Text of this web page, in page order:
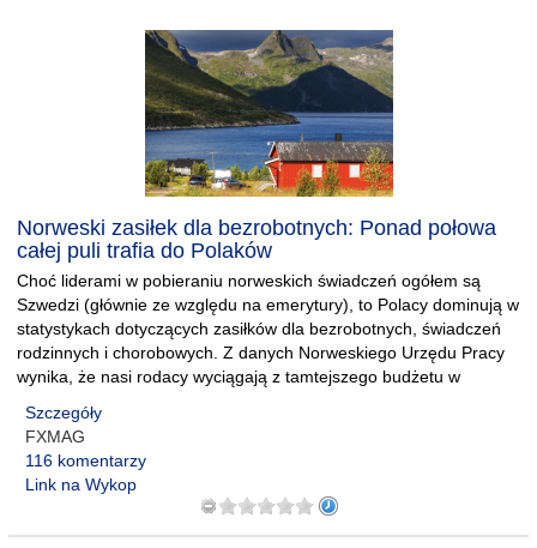
Norweski zasiłek dla bezrobotnych: Ponad połowa
całej puli trafia do Polaków
Choć liderami w pobieraniu norweskich świadczeń ogółem są
Szwedzi (głównie ze względu na emerytury), to Polacy dominują w
statystykach dotyczących zasiłków dla bezrobotnych, świadczeń
rodzinnych i chorobowych. Z danych Norweskiego Urzędu Pracy
wynika, że nasi rodacy wyciągają z tamtejszego budżetu w
Szczegóły
FXMAG
116 komentarzy
Link na Wykop